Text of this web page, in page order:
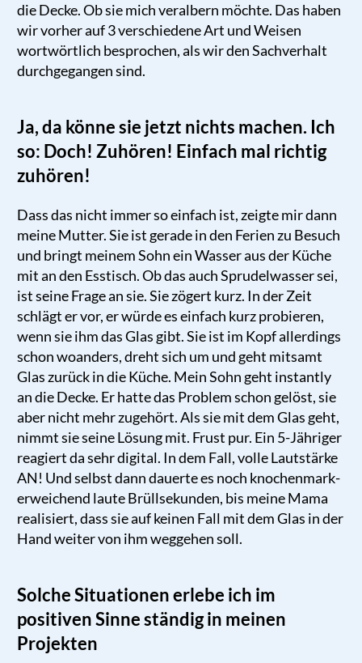
die Decke. Ob sie mich veralbern möchte. Das haben
wir vorher auf 3 verschiedene Art und Weisen
wortwörtlich besprochen, als wir den Sachverhalt
durchgegangen sind.
Ja, da könne sie jetzt nichts machen. Ich
so: Doch! Zuhören! Einfach mal richtig
zuhören!
Dass das nicht immer so einfach ist, zeigte mir dann
meine Mutter. Sie ist gerade in den Ferien zu Besuch
und bringt meinem Sohn ein Wasser aus der Küche
mit an den Esstisch. Ob das auch Sprudelwasser sei,
ist seine Frage an sie. Sie zögert kurz. In der Zeit
schlägt er vor, er würde es einfach kurz probieren,
wenn sie ihm das Glas gibt. Sie ist im Kopf allerdings
schon woanders, dreht sich um und geht mitsamt
Glas zurück in die Küche. Mein Sohn geht instantly
an die Decke. Er hatte das Problem schon gelöst, sie
aber nicht mehr zugehört. Als sie mit dem Glas geht,
nimmt sie seine Lösung mit. Frust pur. Ein 5-Jähriger
reagiert da sehr digital. In dem Fall, volle Lautstärke
AN! Und selbst dann dauerte es noch knochenmark-
erweichend laute Brüllsekunden, bis meine Mama
realisiert, dass sie auf keinen Fall mit dem Glas in der
Hand weiter von ihm weggehen soll.
Solche Situationen erlebe ich im
positiven Sinne ständig in meinen
Projekten